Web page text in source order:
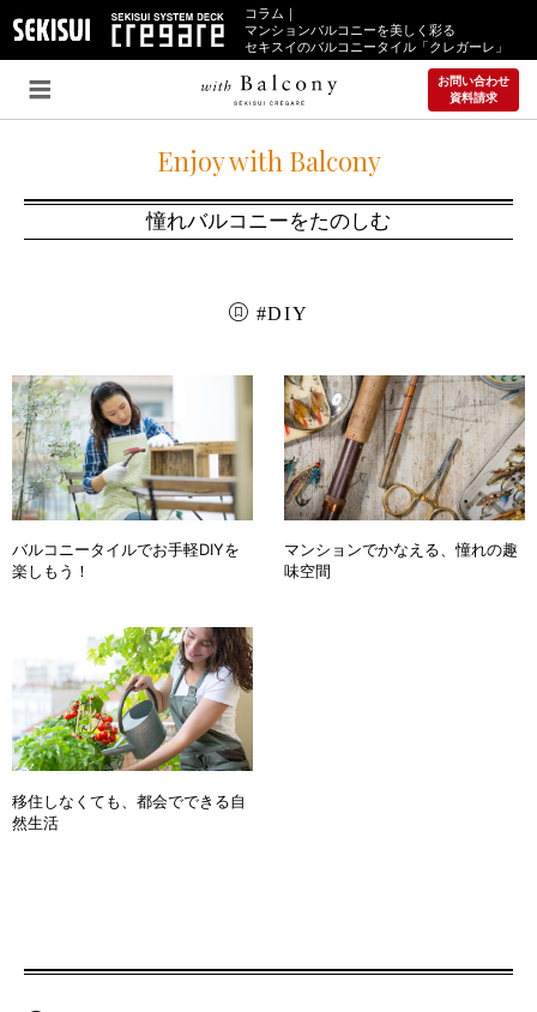
コラム｜
マンションバルコニーを美しく彩る
セキスイのバルコニータイル「クレガーレ」
お問い合わせ
資料請求
Enjoy with Balcony
憧れバルコニーをたのしむ
#DIY
バルコニータイルでお手軽DIYを
楽しもう！
マンションでかなえる、憧れの趣
味空間
移住しなくても、都会でできる自
然生活